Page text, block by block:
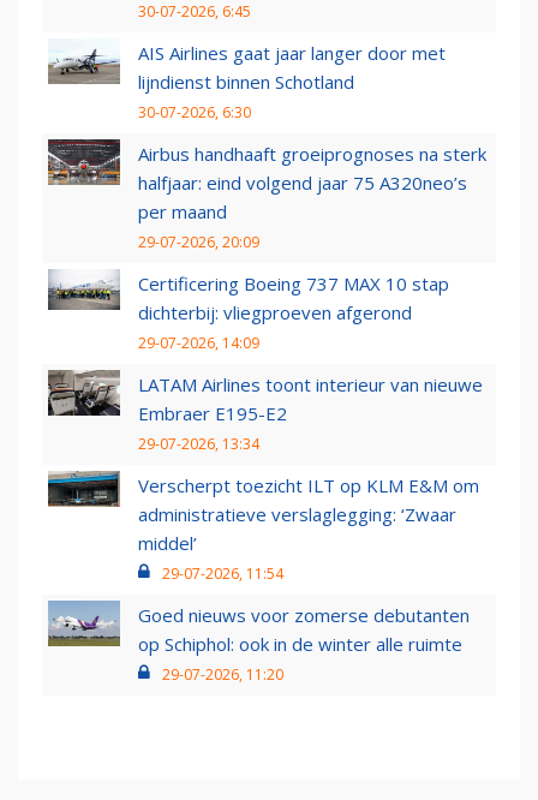
30-07-2026, 6:45
AIS Airlines gaat jaar langer door met
lijndienst binnen Schotland
30-07-2026, 6:30
Airbus handhaaft groeiprognoses na sterk
halfjaar: eind volgend jaar 75 A320neo’s
per maand
29-07-2026, 20:09
Certificering Boeing 737 MAX 10 stap
dichterbij: vliegproeven afgerond
29-07-2026, 14:09
LATAM Airlines toont interieur van nieuwe
Embraer E195-E2
29-07-2026, 13:34
Verscherpt toezicht ILT op KLM E&M om
administratieve verslaglegging: ‘Zwaar
middel’
29-07-2026, 11:54
Goed nieuws voor zomerse debutanten
op Schiphol: ook in de winter alle ruimte
29-07-2026, 11:20